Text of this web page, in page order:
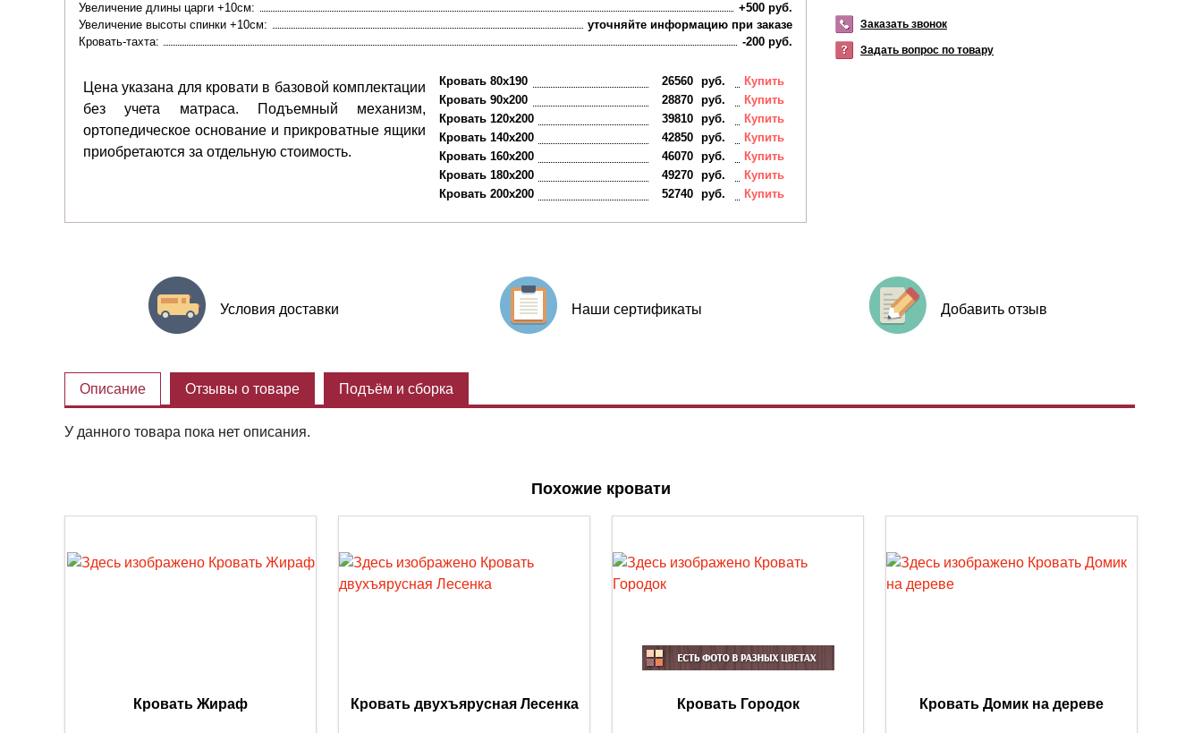
Увеличение длины царги +10см:
+500 руб.
Увеличение высоты спинки +10см:
уточняйте информацию при заказе
Кровать-тахта:
-200 руб.
Цена указана для кровати в базовой комплектации
без учета матраса. Подъемный механизм,
ортопедическое основание и прикроватные ящики
приобретаются за отдельную стоимость.
Кровать 80х190 26560 руб.
Купить
Кровать 90х200
28870 руб.
Купить
Кровать 120х200
39810 руб.
Купить
Кровать 140х200
42850 руб.
Купить
Кровать 160х200
46070 руб.
Купить
Кровать 180х200
49270 руб.
Купить
Кровать 200х200
52740 руб. Купить
Заказать звонок
Задать вопрос по товару
Условия доставки Наши сертификаты Добавить отзыв
Описание Отзывы о товаре Подъём и сборка
У данного товара пока нет описания.
Похожие кровати
Кровать Жираф Кровать двухъярусная Лесенка Кровать Городок Кровать Домик на дереве